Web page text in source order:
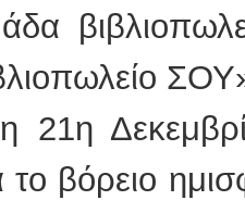
η 21η
το βόρειο